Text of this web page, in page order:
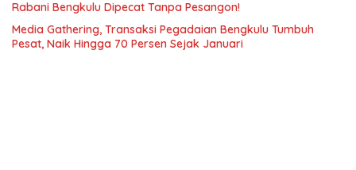
Rabani Bengkulu Dipecat Tanpa Pesangon!
Media Gathering, Transaksi Pegadaian Bengkulu Tumbuh
Pesat, Naik Hingga 70 Persen Sejak Januari